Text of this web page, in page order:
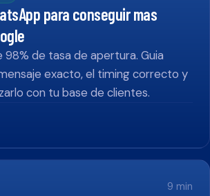
para conseguir mas
de tasa de apertura. Guia
exacto, el timing correcto y
con tu base de clientes.
9 min